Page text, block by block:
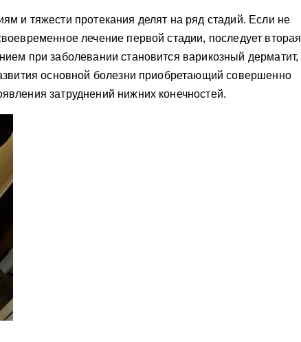
и тяжести протекания делят на ряд стадий. Если не
лечение первой стадии, последует вторая
при заболевании становится варикозный дерматит,
основной болезни приобретающий совершенно
затруднений нижних конечностей.